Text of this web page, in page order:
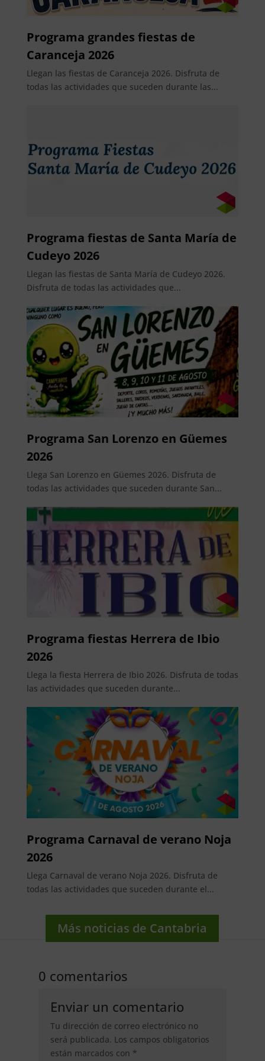
Programa grandes fiestas de
Caranceja 2026
Llegan las fiestas de Caranceja 2026. Disfruta de
todas las actividades que suceden durante las...
Programa fiestas de Santa María de
Cudeyo 2026
Llegan las fiestas de Santa María de Cudeyo 2026.
Disfruta de todas las actividades que...
Programa San Lorenzo en Güemes
2026
Llega San Lorenzo en Güemes 2026. Disfruta de
todas las actividades que suceden durante San...
Programa fiestas Herrera de Ibio
2026
Llega la fiesta Herrera de Ibio 2026. Disfruta de todas
las actividades que suceden durante...
Programa Carnaval de verano Noja
2026
Llega Carnaval de verano Noja 2026. Disfruta de
todas las actividades que suceden durante el...
Más noticias de Cantabria
0 comentarios
Enviar un comentario
Tu dirección de correo electrónico no
será publicada. Los campos obligatorios
están marcados con *